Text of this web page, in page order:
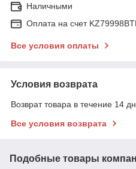
Наличными
Оплата на счет
Все условия оплаты
Условия возврата
Возврат товара в течение 14
Все условия возврата
Подобные товары